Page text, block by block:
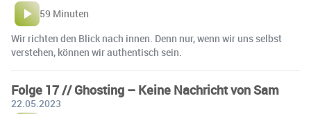
59 Minuten
Wir richten den Blick nach innen. Denn nur, wenn wir uns selbst
verstehen, können wir authentisch sein.
Folge 17 // Ghosting – Keine Nachricht von Sam
22.05.2023